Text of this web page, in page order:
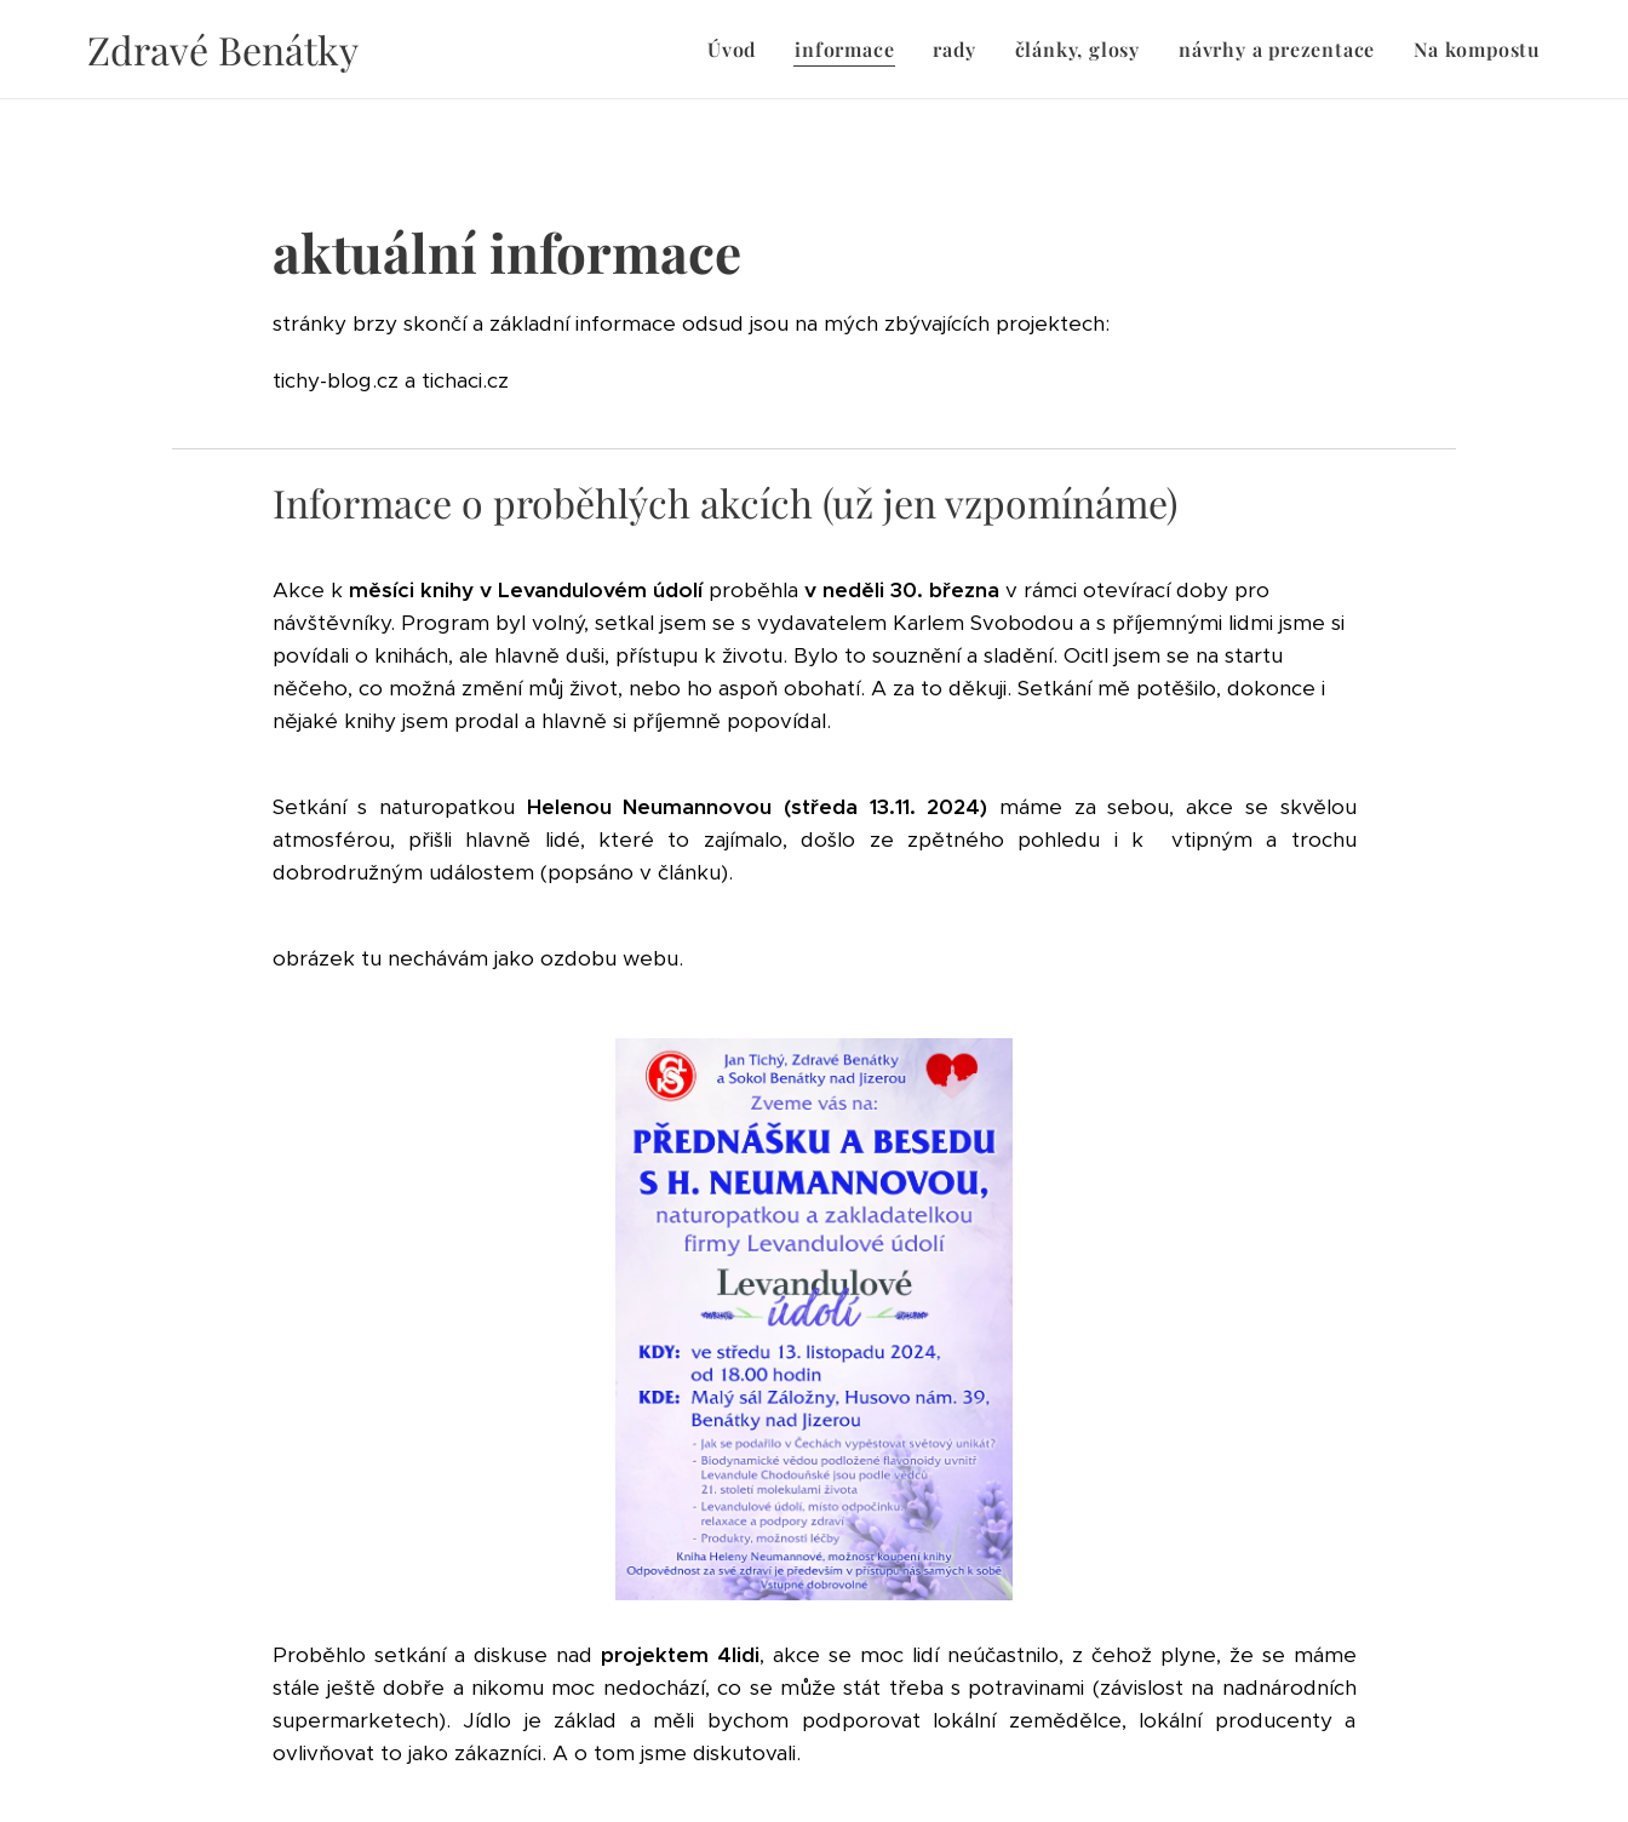
Zdravé Benátky Úvod informace rady články, glosy návrhy a prezentace Na kompostu
aktuální informace
stránky brzy skončí a základní informace odsud jsou na mých zbývajících projektech:
tichy-blog.cz a tichaci.cz
Informace o proběhlých akcích (už jen vzpomínáme)
Akce k měsíci knihy v Levandulovém údolí proběhla v neděli 30. března v rámci otevírací doby pro
návštěvníky. Program byl volný, setkal jsem se s vydavatelem Karlem Svobodou a s příjemnými lidmi jsme si
povídali o knihách, ale hlavně duši, přístupu k životu. Bylo to souznění a sladění. Ocitl jsem se na startu
něčeho, co možná změní můj život, nebo ho aspoň obohatí. A za to děkuji. Setkání mě potěšilo, dokonce i
nějaké knihy jsem prodal a hlavně si příjemně popovídal.
Setkání s naturopatkou Helenou Neumannovou (středa 13.11. 2024) máme za sebou, akce se skvělou
atmosférou, přišli hlavně lidé, které to zajímalo, došlo ze zpětného pohledu i k vtipným a trochu
dobrodružným událostem (popsáno v článku).
obrázek tu nechávám jako ozdobu webu.
Proběhlo setkání a diskuse nad projektem 4lidi, akce se moc lidí neúčastnilo, z čehož plyne, že se máme
stále ještě dobře a nikomu moc nedochází, co se může stát třeba s potravinami (závislost na nadnárodních
supermarketech). Jídlo je základ a měli bychom podporovat lokální zemědělce, lokální producenty a
ovlivňovat to jako zákazníci. A o tom jsme diskutovali.